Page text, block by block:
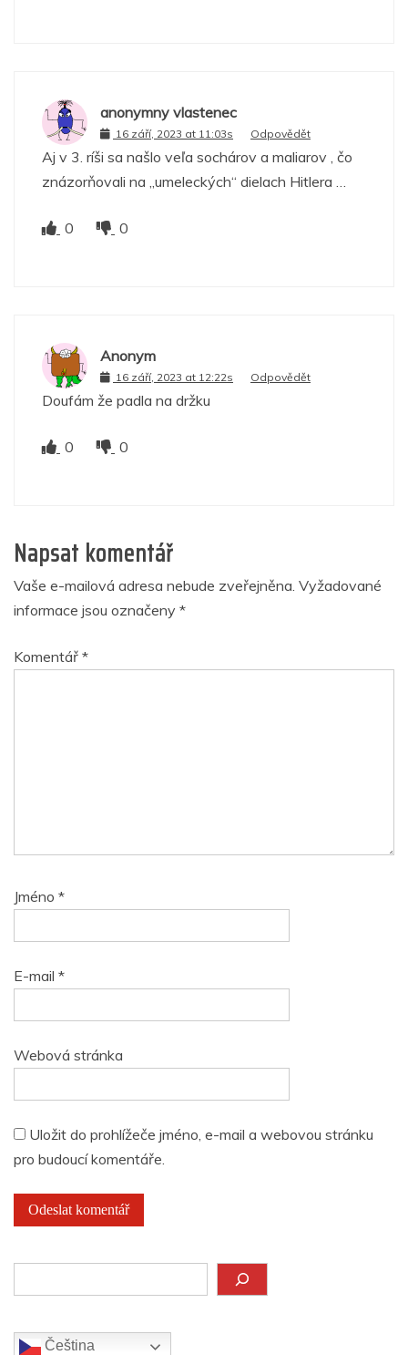
anonymny vlastenec
16 září, 2023 at 11:03s Odpovědět
Aj v 3. ríši sa našlo veľa sochárov a maliarov , čo
znázorňovali na „umeleckých“ dielach Hitlera …
0 0
Anonym
16 září, 2023 at 12:22s Odpovědět
Doufám že padla na držku
0 0
Napsat komentář
Vaše e-mailová adresa nebude zveřejněna. Vyžadované
informace jsou označeny *
Komentář *
Jméno *
E-mail *
Webová stránka
Uložit do prohlížeče jméno, e-mail a webovou stránku
pro budoucí komentáře.
Čeština‎